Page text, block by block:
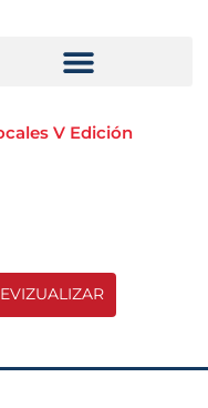
V Edición